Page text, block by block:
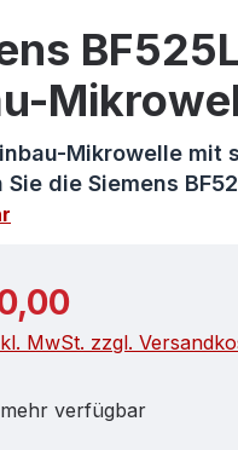
Mikrowelle mit
Sie die Siemens
Preis:
MwSt. zzgl.
verfügbar